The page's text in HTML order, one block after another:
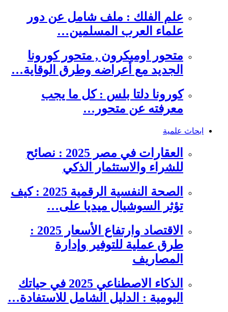
علم الفلك : ملف شامل عن دور
علماء العرب المسلمين…
متحور اوميكرون , متحور كورونا
الجديد مع أعراضه وطرق الوقاية…
كورونا دلتا بلس : كل ما يجب
معرفته عن متحور…
ابحاث علمية
العقارات في مصر 2025 : نصائح
للشراء والاستثمار الذكي
الصحة النفسية الرقمية 2025 : كيف
تؤثر السوشيال ميديا على…
الاقتصاد وارتفاع الأسعار 2025 :
طرق عملية للتوفير وإدارة
المصاريف
الذكاء الاصطناعي 2025 في حياتك
اليومية : الدليل الشامل للاستفادة…